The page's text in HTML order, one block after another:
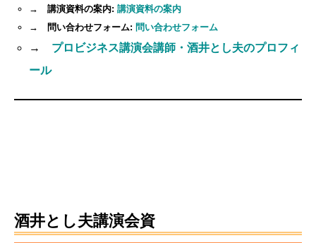
→ 講演資料の案内: 講演資料の案内
→ 問い合わせフォーム: 問い合わせフォーム
→ プロビジネス講演会講師・酒井とし夫のプロフィ
ール
酒井とし夫講演会資